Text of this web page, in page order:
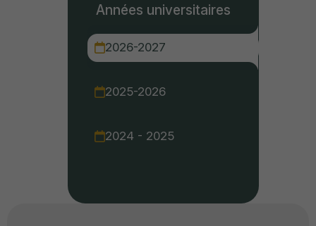
Années universitaires
2026-2027
2025-2026
2024 - 2025